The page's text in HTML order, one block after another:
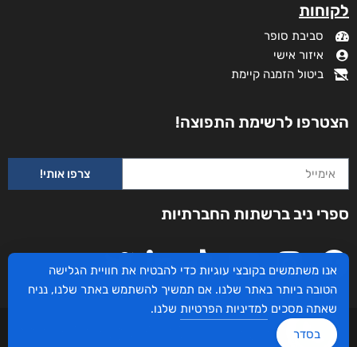
לקוחות
סביבת סופר
איזור אישי
ביטול הזמנה קיימת
הצטרפו לרשימת התפוצה!
צרפו אותי!
ספרי ניב ברשתות החברתיות
עיצוב ובניית האתר: ספרי ניב © כל הזכויות שמורות. בוקסאי טכנולוגיות בע"מ שד אבא
אנו משתמשים בקובצי עוגיות כדי להבטיח את חוויית הגלישה
הטובה ביותר באתר שלנו. אם תמשיך להשתמש באתר שלנו, נניח
שאתה מסכים למדיניות הפרטיות שלנו.
בסדר